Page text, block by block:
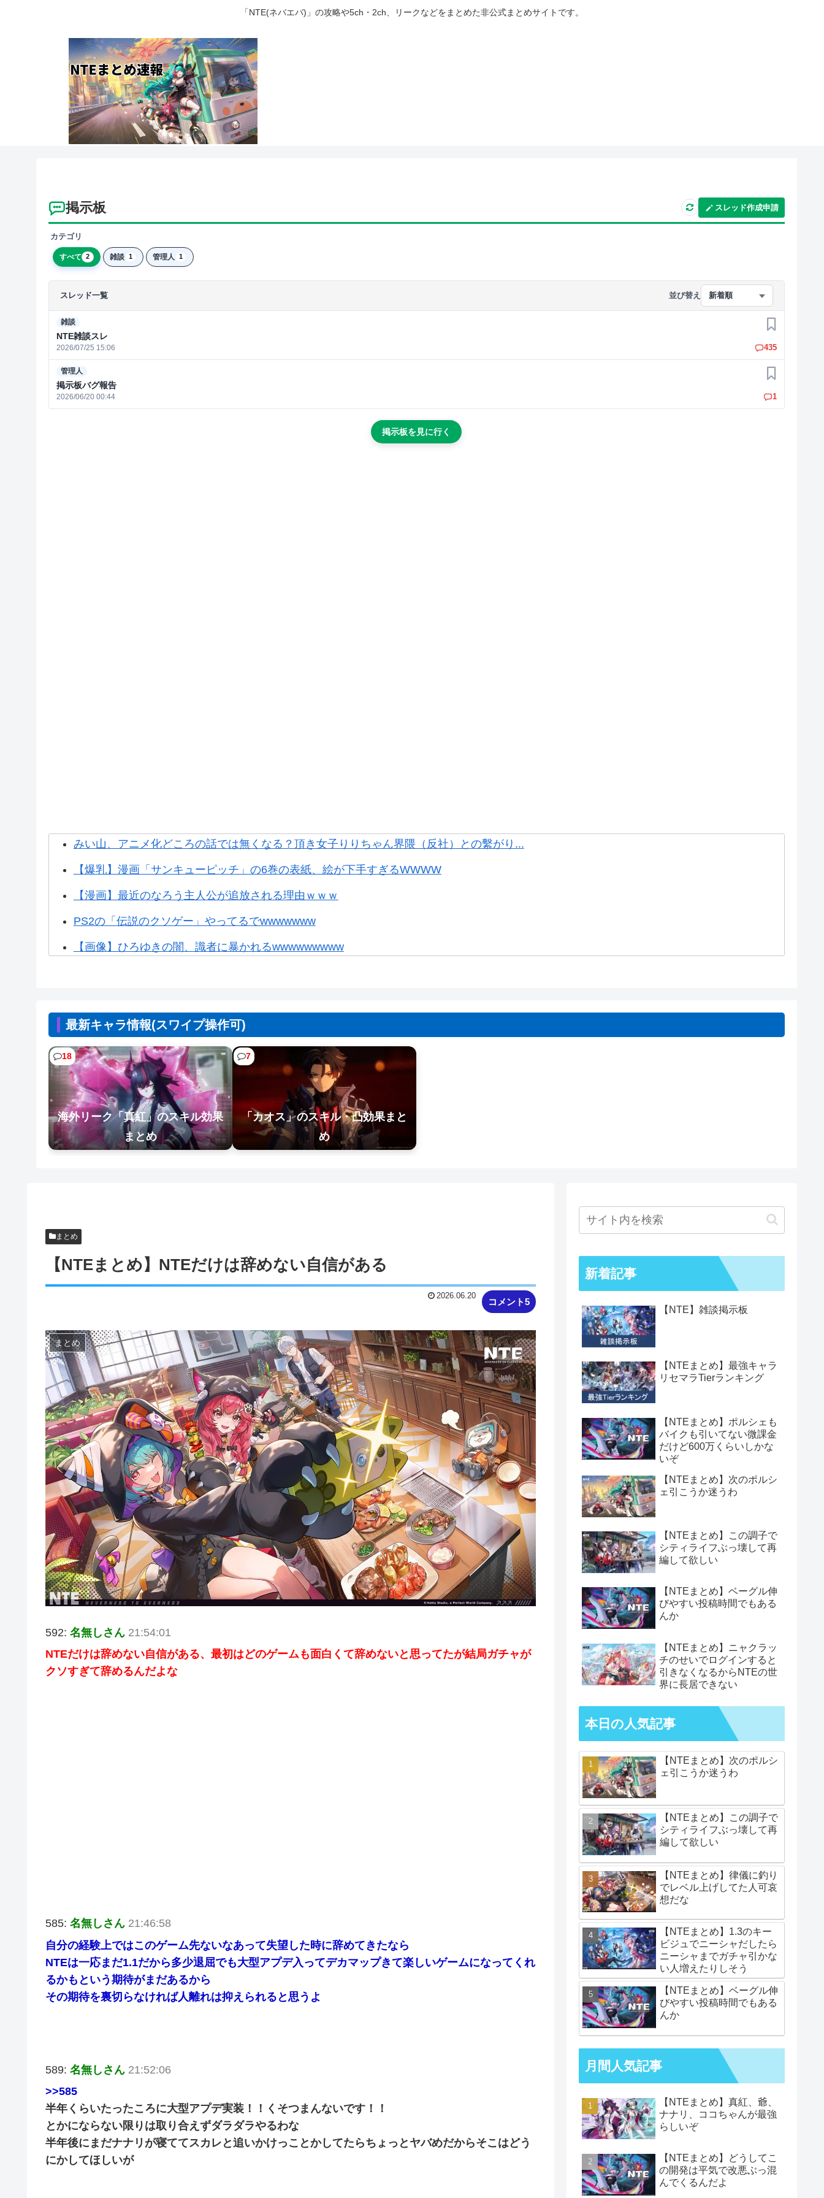
「NTE(ネバエバ)」の攻略や5ch・2ch、リークなどをまとめた非公式まとめサイトです。
掲示板 スレッド作成申請
カテゴリ
すべて 2 雑談 1 管理人 1
スレッド一覧 並び替え 新着順
雑談
NTE雑談スレ
2026/07/25 15:06
お気に入り
435
管理人
掲示板バグ報告
2026/06/20 00:44
お気に入り
1
掲示板を見に行く
みい山、アニメ化どころの話では無くなる？頂き女子りりちゃん界隈（反社）との繫がり...
【爆乳】漫画「サンキューピッチ」の6巻の表紙、絵が下手すぎるWWWW
【漫画】最近のなろう主人公が追放される理由ｗｗｗ
PS2の「伝説のクソゲー」やってるでwwwwwww
【画像】ひろゆきの闇、識者に暴かれるwwwwwwwww
【画像】熊本「被災者の人はこの『ドラゴンボールの家』みたいな奴の中で過ごしてねー...
【NTEまとめ】爆釣り最高やん 999みたいな長いクエスト始まる時に併用してほし...
【NTEまとめ】ところでみなさんニャクラッチやってますか
最新キャラ情報(スワイプ操作可)
18
海外リーク「真紅」のスキル効果
まとめ
7
「カオス」のスキル・凸効果まと
め
まとめ
【NTEまとめ】NTEだけは辞めない自信がある
コメント5
2026.06.20
まとめ
592: 名無しさん 21:54:01
NTEだけは辞めない自信がある、最初はどのゲームも面白くて辞めないと思ってたが結局ガチャが
クソすぎて辞めるんだよな
585: 名無しさん 21:46:58
自分の経験上ではこのゲーム先ないなあって失望した時に辞めてきたなら
NTEは一応まだ1.1だから多少退屈でも大型アプデ入ってデカマップきて楽しいゲームになってくれ
るかもという期待がまだあるから
その期待を裏切らなければ人離れは抑えられると思うよ
589: 名無しさん 21:52:06
>>585
半年くらいたったころに大型アプデ実装！！くそつまんないです！！
とかにならない限りは取り合えずダラダラやるわな
半年後にまだナナリが寝ててスカレと追いかけっことかしてたらちょっとヤバめだからそこはどう
にかしてほしいが
新着記事
【NTE】雑談掲示板
【NTEまとめ】最強キャラ
リセマラTierランキング
【NTEまとめ】ポルシェも
バイクも引いてない微課金
だけど600万くらいしかな
いぞ
【NTEまとめ】次のポルシ
ェ引こうか迷うわ
【NTEまとめ】この調子で
シティライフぶっ壊して再
編して欲しい
【NTEまとめ】ベーグル伸
びやすい投稿時間でもある
んか
【NTEまとめ】ニャクラッ
チのせいでログインすると
引きなくなるからNTEの世
界に長居できない
本日の人気記事
【NTEまとめ】次のポルシ
ェ引こうか迷うわ
【NTEまとめ】この調子で
シティライフぶっ壊して再
編して欲しい
【NTEまとめ】律儀に釣り
でレベル上げしてた人可哀
想だな
【NTEまとめ】1.3のキー
ビジュでニーシャだしたら
ニーシャまでガチャ引かな
い人増えたりしそう
【NTEまとめ】ベーグル伸
びやすい投稿時間でもある
んか
月間人気記事
【NTEまとめ】真紅、爺、
ナナリ、ココちゃんが最強
らしいぞ
【NTEまとめ】どうしてこ
の開発は平気で改悪ぶっ混
んでくるんだよ